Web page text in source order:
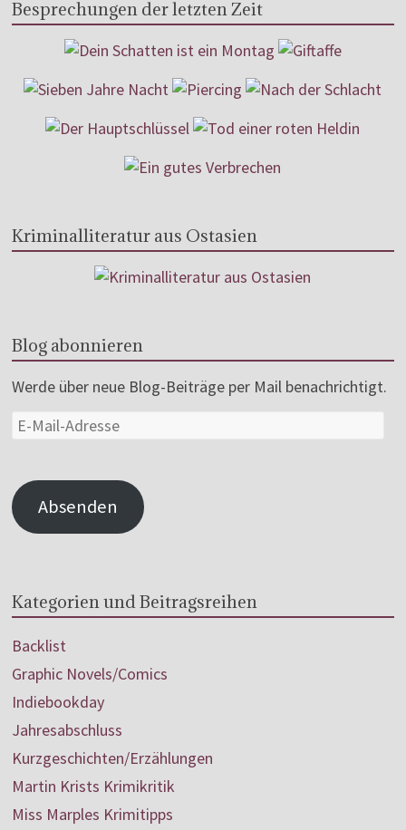
Besprechungen der letzten Zeit
Kriminalliteratur aus Ostasien
Blog abonnieren
Werde über neue Blog-Beiträge per Mail benachrichtigt.
Absenden
Kategorien und Beitragsreihen
Backlist
Graphic Novels/Comics
Indiebookday
Jahresabschluss
Kurzgeschichten/Erzählungen
Martin Krists Krimikritik
Miss Marples Krimitipps